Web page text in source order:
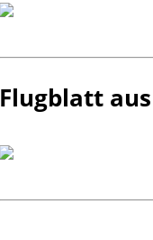
Flugblatt